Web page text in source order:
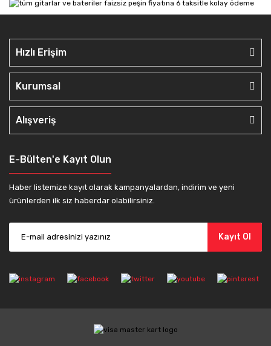
Hızlı Erişim
Kurumsal
Alışveriş
E-Bülten'e Kayıt Olun
Haber listemize kayıt olarak kampanyalardan, indirim ve yeni
ürünlerden ilk siz haberdar olabilirsiniz.
Kayıt Ol